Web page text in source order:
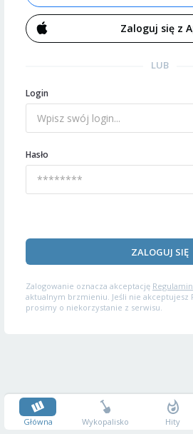
Zaloguj się z
LUB
Login
Hasło
ZALOGUJ SIĘ
Zalogowanie oznacza akceptację
aktualnym brzmieniu. Jeśli nie akceptujesz
prosimy o niekorzystanie z serwisu.
Główna Wykopalisko Hity